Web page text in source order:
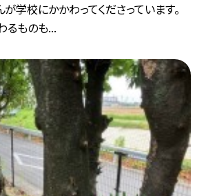
学校にかかわってくださっています。
るものも...